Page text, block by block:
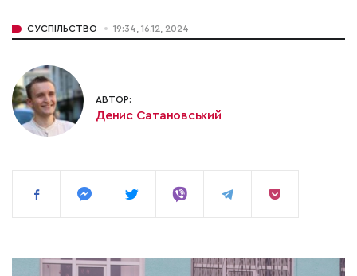
СУСПІЛЬСТВО 19:34, 16.12, 2024
АВТОР:
Денис Сатановський